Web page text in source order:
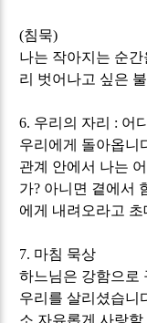
(침묵)
나는 작아지는 순
리 벗어나고 싶은
6. 우리의 자리 : 어
우리에게 돌아옵니
관계 안에서 나는
가? 아니면 곁에서
에게 내려오라고
7. 마침 묵상
하느님은 강함으로
우리를 살리셨습니
소 자유롭게 사랑